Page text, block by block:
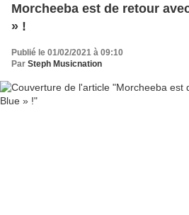
Morcheeba est de retour
» !
Publié le 01/02/2021 à 09:10
Par Steph Musicnation